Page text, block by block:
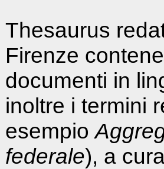
Thesaurus
Firenze
documenti in
inoltre i termini
esempio
federale), a